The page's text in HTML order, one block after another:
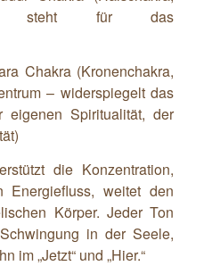
– steht für das
Chakra (Kronenchakra,
– widerspiegelt das
eigenen Spiritualität, der
die Konzentration,
Energiefluss, weitet den
Körper. Jeder Ton
in der Seele,
im „Jetzt“ und „Hier.“